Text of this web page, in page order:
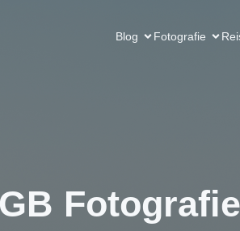
Blog Fotografie
Fotografie